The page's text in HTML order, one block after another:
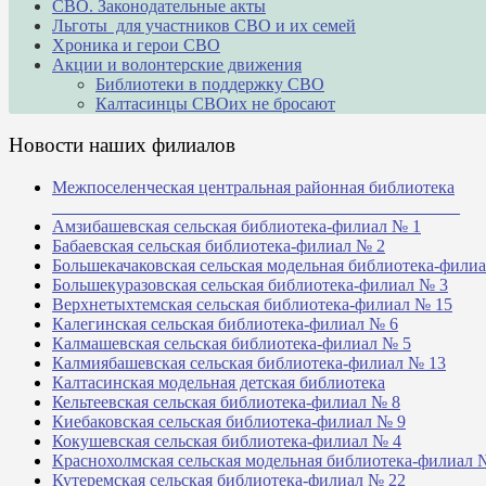
СВО. Законодательные акты
Льготы для участников СВО и их семей
Хроника и герои СВО
Акции и волонтерские движения
Библиотеки в поддержку СВО
Калтасинцы СВОих не бросают
Новости наших филиалов
Межпоселенческая центральная районная библиотека
Амзибашевская сельская библиотека-филиал № 1
Бабаевская сельская библиотека-филиал № 2
Большекачаковская сельская модельная библиотека-
Большекуразовская сельская библиотека-филиал № 3
Верхнетыхтемская сельская библиотека-филиал № 15
Калегинская сельская библиотека-филиал № 6
Калмашевская сельская библиотека-филиал № 5
Калмиябашевская сельская библиотека-филиал № 13
Калтасинская модельная детская библиотека
Кельтеевская сельская библиотека-филиал № 8
Киебаковская сельская библиотека-филиал № 9
Кокушевская сельская библиотека-филиал № 4
Краснохолмская сельская модельная библиотека-филиал
Кутеремская сельская библиотека-филиал № 22